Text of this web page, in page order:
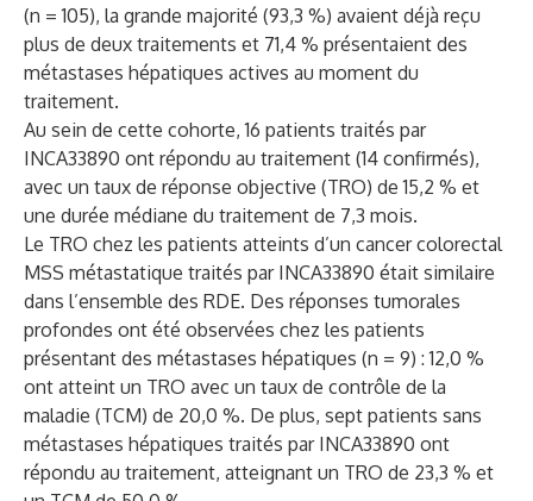
(n = 105), la grande majorité (93,3 %) avaient déjà reçu
plus de deux traitements et 71,4 % présentaient des
métastases hépatiques actives au moment du
traitement.
Au sein de cette cohorte, 16 patients traités par
INCA33890 ont répondu au traitement (14 confirmés),
avec un taux de réponse objective (TRO) de 15,2 % et
une durée médiane du traitement de 7,3 mois.
Le TRO chez les patients atteints d’un cancer colorectal
MSS métastatique traités par INCA33890 était similaire
dans l’ensemble des RDE. Des réponses tumorales
profondes ont été observées chez les patients
présentant des métastases hépatiques (n = 9) : 12,0 %
ont atteint un TRO avec un taux de contrôle de la
maladie (TCM) de 20,0 %. De plus, sept patients sans
métastases hépatiques traités par INCA33890 ont
répondu au traitement, atteignant un TRO de 23,3 % et